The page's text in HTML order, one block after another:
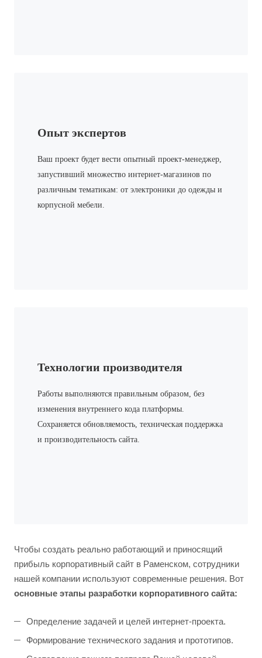
Опыт экспертов
Ваш проект будет вести опытный проект-менеджер,
запустивший множество интернет-магазинов по
различным тематикам: от электроники до одежды и
корпусной мебели.
Технологии производителя
Работы выполняются правильным образом, без
изменения внутреннего кода платформы.
Сохраняется обновляемость, техническая поддержка
и производительность сайта.
Чтобы создать реально работающий и приносящий
прибыль корпоративный сайт в Раменском, сотрудники
нашей компании используют современные решения. Вот
основные этапы разработки корпоративного сайта:
Определение задачей и целей интернет-проекта.
Формирование технического задания и прототипов.